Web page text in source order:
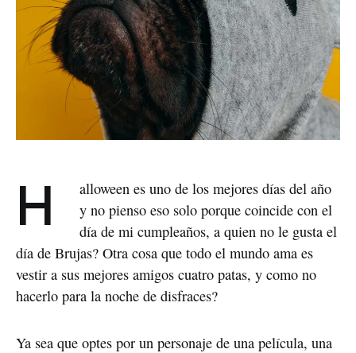
Halloween es uno de los mejores días del año
y no pienso eso solo porque coincide con el
día de mi cumpleaños, a quien no le gusta el
día de Brujas? Otra cosa que todo el mundo ama es
vestir a sus mejores amigos cuatro patas, y como no
hacerlo para la noche de disfraces?
Ya sea que optes por un personaje de una película, una